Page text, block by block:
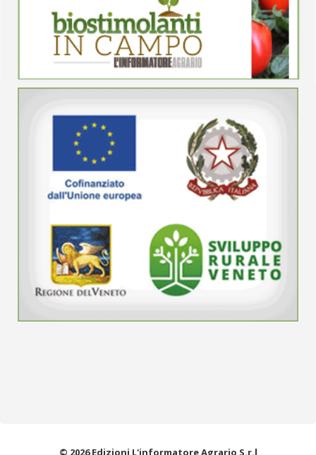
© 2026 Edizioni L'informatore Agrario S.r.l